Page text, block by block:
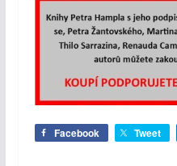
Facebook Tweet